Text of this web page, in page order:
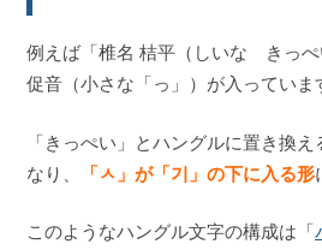
例えば「椎名 桔平（しいな きっ
促音（小さな「っ」）が入っていま
「きっぺい」とハングルに置き換
なり、
「ㅅ」が「기」の下に入る形
このようなハングル文字の構成は「